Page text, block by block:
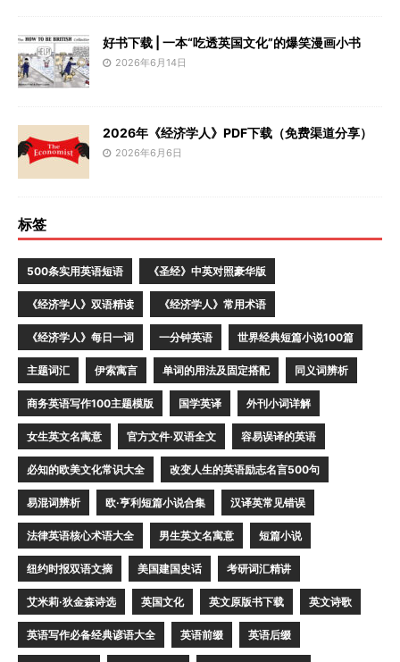
好书下载 | 一本“吃透英国文化”的爆笑漫画小书
2026年6月14日
2026年《经济学人》PDF下载（免费渠道分享）
2026年6月6日
标签
500条实用英语短语 《圣经》中英对照豪华版
《经济学人》双语精读 《经济学人》常用术语
《经济学人》每日一词 一分钟英语 世界经典短篇小说100篇
主题词汇 伊索寓言 单词的用法及固定搭配 同义词辨析
商务英语写作100主题模版 国学英译 外刊小词详解
女生英文名寓意 官方文件·双语全文 容易误译的英语
必知的欧美文化常识大全 改变人生的英语励志名言500句
易混词辨析 欧·亨利短篇小说合集 汉译英常见错误
法律英语核心术语大全 男生英文名寓意 短篇小说
纽约时报双语文摘 美国建国史话 考研词汇精讲
艾米莉·狄金森诗选 英国文化 英文原版书下载 英文诗歌
英语写作必备经典谚语大全 英语前缀 英语后缀